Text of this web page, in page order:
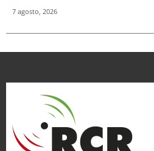
7 agosto, 2026